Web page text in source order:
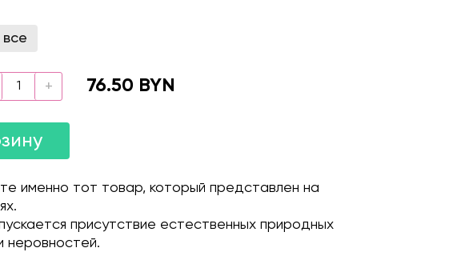
76.50 BYN
именно тот товар, который представлен на
присутствие естественных природных
неровностей.